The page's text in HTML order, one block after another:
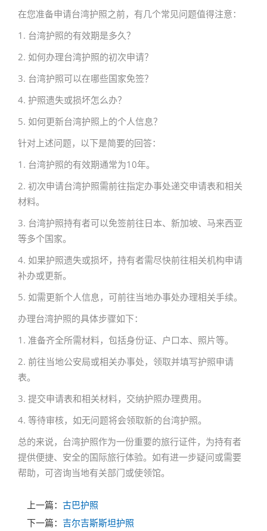
在您准备申请台湾护照之前，有几个常见问题值得注意：
1. 台湾护照的有效期是多久？
2. 如何办理台湾护照的初次申请？
3. 台湾护照可以在哪些国家免签？
4. 护照遗失或损坏怎么办？
5. 如何更新台湾护照上的个人信息？
针对上述问题，以下是简要的回答：
1. 台湾护照的有效期通常为10年。
2. 初次申请台湾护照需前往指定办事处递交申请表和相关
材料。
3. 台湾护照持有者可以免签前往日本、新加坡、马来西亚
等多个国家。
4. 如果护照遗失或损坏，持有者需尽快前往相关机构申请
补办或更新。
5. 如需更新个人信息，可前往当地办事处办理相关手续。
办理台湾护照的具体步骤如下：
1. 准备齐全所需材料，包括身份证、户口本、照片等。
2. 前往当地公安局或相关办事处，领取并填写护照申请
表。
3. 提交申请表和相关材料，交纳护照办理费用。
4. 等待审核，如无问题将会领取新的台湾护照。
总的来说，台湾护照作为一份重要的旅行证件，为持有者
提供便捷、安全的国际旅行体验。如有进一步疑问或需要
帮助，可咨询当地有关部门或使领馆。
上一篇： 古巴护照
下一篇： 吉尔吉斯斯坦护照